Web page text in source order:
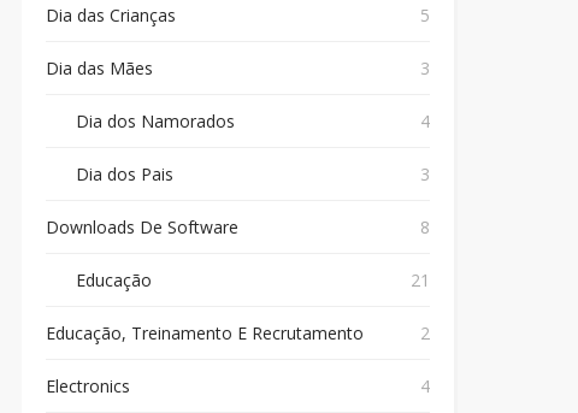
Dia das Crianças 5
Dia das Mães 3
Dia dos Namorados 4
Dia dos Pais 3
Downloads De Software 8
Educação 21
Educação, Treinamento E Recrutamento 2
Electronics 4